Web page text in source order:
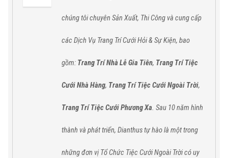
chúng tôi chuyên Sản Xuất, Thi Công và cung cấp
các Dịch Vụ Trang Trí Cưới Hỏi & Sự Kiện, bao
gồm: Trang Trí Nhà Lễ Gia Tiên, Trang Trí Tiệc
Cưới Nhà Hàng, Trang Trí Tiệc Cưới Ngoài Trời,
Trang Trí Tiệc Cưới Phương Xa. Sau 10 năm hình
thành và phát triển, Dianthus tự hàolà một trong
những đơn vị Tổ Chức Tiệc Cưới Ngoài Trời có uy